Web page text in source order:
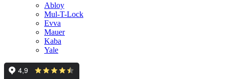
Abloy
Mul-T-Lock
Evva
Mauer
Kaba
Yale